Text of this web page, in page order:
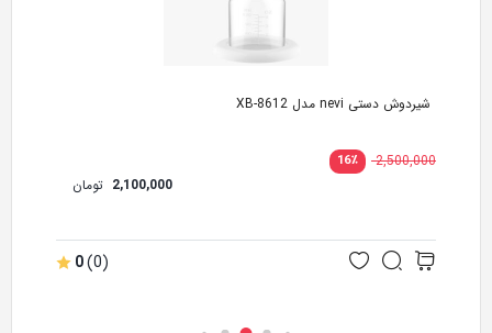
شیردوش دستی nevi مدل XB-8612
٪16
2,500,000
2,100,000 تومان
0(0)